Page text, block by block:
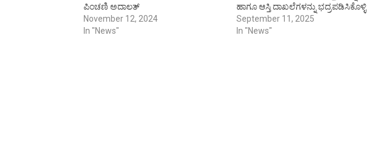
ಪಿಂಚಣಿ ಅದಾಲತ್
November 12, 2024
In "News"
ಹಾಗೂ ಆಸ್ತಿ ದಾಖಲೆಗಳನ್ನು ಭದ್ರಪಡಿಸಿಕೊಳ್ಳಿ
September 11, 2025
In "News"